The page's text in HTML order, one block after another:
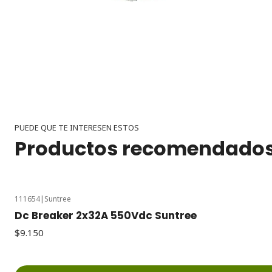
PUEDE QUE TE INTERESEN ESTOS
Productos
111654| Suntree
Dc Breaker 2x32A 550Vdc Suntree
$9.150